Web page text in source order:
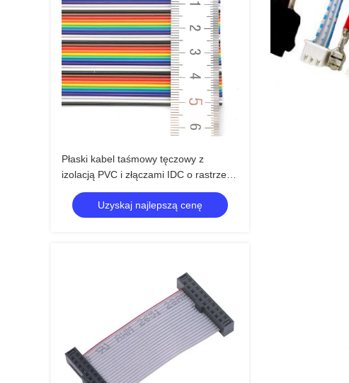
Płaski kabel taśmowy tęczowy z
izolacją PVC i złączami IDC o rastrze
1,27 mm
Uzyskaj najlepszą cenę